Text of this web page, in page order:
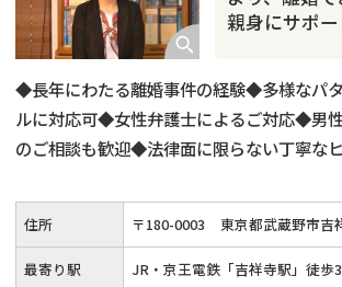
親身にサポ
◆長年にわたる離婚事件の経験◆多様なパ
ルに対応可◆女性弁護士によるご対応◆男
のご相談も歓迎◆法律面に限らない丁寧な
クスした雰囲気でのご相談◆夜間・土日祝
◆「吉祥寺駅」から徒歩3分
住所 〒180-0003 東京都武蔵野市吉
最寄り駅 JR・京王電鉄「吉祥寺駅」徒歩